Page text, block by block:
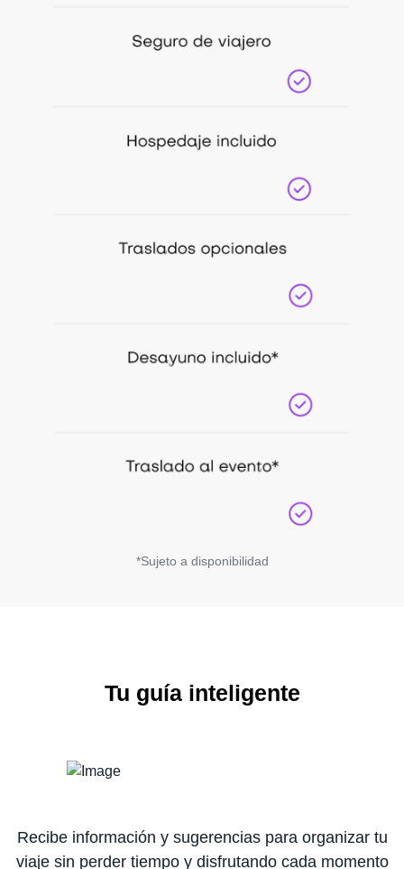
*Sujeto a disponibilidad
Tu guía inteligente
Recibe información y sugerencias para organizar tu
viaje sin perder tiempo y disfrutando cada momento